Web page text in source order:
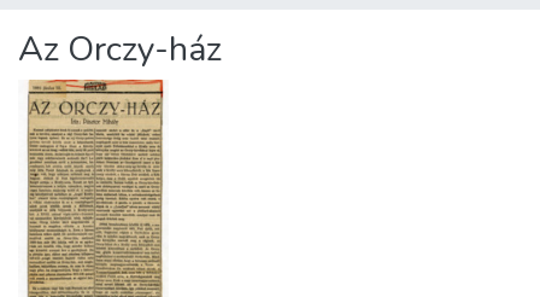
Statistics
About us
Az Orczy-ház